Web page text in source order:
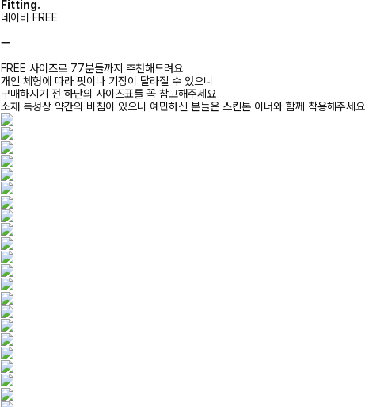
Fitting.
네이비 FREE
ㅡ
FREE 사이즈로 77분들까지 추천해드려요
개인 체형에 따라 핏이나 기장이 달라질 수 있으니
구매하시기 전 하단의 사이즈표를 꼭 참고해주세요
소재 특성상 약간의 비침이 있으니 예민하신 분들은 스킨톤 이너와 함께 착용해주세요